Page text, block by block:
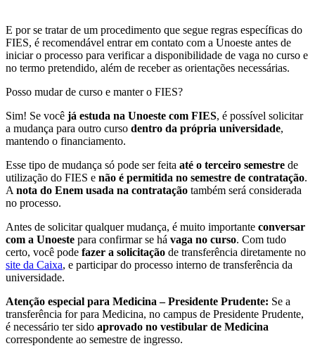
E por se tratar de um procedimento que segue regras específicas do
FIES, é recomendável entrar em contato com a Unoeste antes de
iniciar o processo para verificar a disponibilidade de vaga no curso e
no termo pretendido, além de receber as orientações necessárias.
Posso mudar de curso e manter o FIES?
Sim! Se você já estuda na Unoeste com FIES, é possível solicitar
a mudança para outro curso dentro da própria universidade,
mantendo o financiamento.
Esse tipo de mudança só pode ser feita até o terceiro semestre de
utilização do FIES e não é permitida no semestre de contratação.
A nota do Enem usada na contratação também será considerada
no processo.
Antes de solicitar qualquer mudança, é muito importante conversar
com a Unoeste para confirmar se há vaga no curso. Com tudo
certo, você pode fazer a solicitação de transferência diretamente no
site da Caixa, e participar do processo interno de transferência da
universidade.
Atenção especial para Medicina – Presidente Prudente: Se a
transferência for para Medicina, no campus de Presidente Prudente,
é necessário ter sido aprovado no vestibular de Medicina
correspondente ao semestre de ingresso.